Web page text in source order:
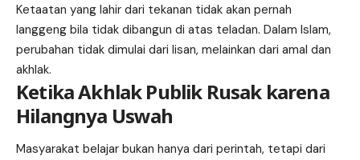
Ketaatan yang lahir dari tekanan tidak akan pernah
langgeng bila tidak dibangun di atas teladan. Dalam Islam,
perubahan tidak dimulai dari lisan, melainkan dari amal dan
akhlak.
Ketika Akhlak Publik Rusak karena
Hilangnya Uswah
Masyarakat belajar bukan hanya dari perintah, tetapi dari